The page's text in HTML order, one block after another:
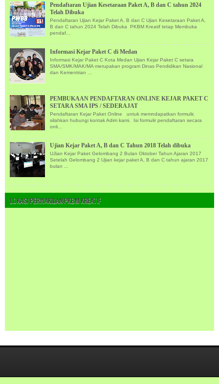
Pendaftaran Ujian Kesetaraan Paket A, B dan C tahun 2024
Telah Dibuka
Pendaftaran Ujian Kejar Paket A, B dan C Ujian Kesetaraan Paket A,
B dan C tahun 2024 Telah Dibuka PKBM Kreatif tetap Membuka
pendaf...
Informasi Kejar Paket C di Medan
Informasi Kejar Paket C Kota Medan Ujian Kejar Paket C setara
SMA/SMK/MAK/MA merupakan program Dinas Pendidikan Nasional
dan Kementrian ...
PEMBUKAAN PENDAFTARAN ONLINE KEJAR PAKET C
SETARA SMA IPS / SEDERAJAT
Pendaftaran Kejar Paket Online untuk memndapatkan formulir,
silahkan hubungi kontak Adim kami. Isi formulir pendaftaran secara
onli...
Ujian Kejar Paket A, B dan C Tahun 2018 Telah dibuka
UJian Kejar Paket Gelombang 2 Bulan Oktober Tahun Ajaran 2017
Setelah Gelombang 2 Ujian kejar paket A, B dan C tahun ajaran 2017
bulan ...
LOKASI PERWAKILAN PKBM KREATIF